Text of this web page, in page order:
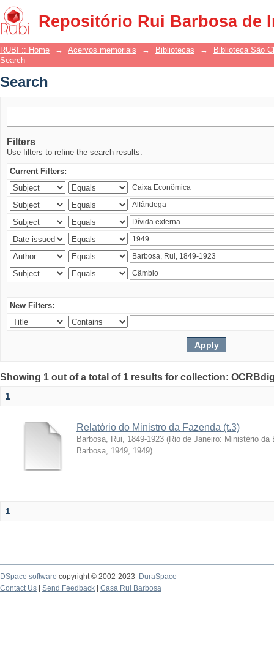
Repositório Rui Barbosa de
Search
RUBI :: Home → Acervos memoriais → Bibliotecas →
Biblioteca São
Search
Search
Filters
Use filters to refine the search results.
Current Filters:
New Filters:
Showing 1 out of a total of 1 results for collection:
1
Relatório do Ministro da Fazenda (t.3)
Barbosa, Rui, 1849-1923 (Rio de Janeiro: Ministério
Barbosa, 1949, 1949)
1
DSpace software copyright © 2002-2023
DuraSpace
Contact Us
Send Feedback Casa Rui Barbosa